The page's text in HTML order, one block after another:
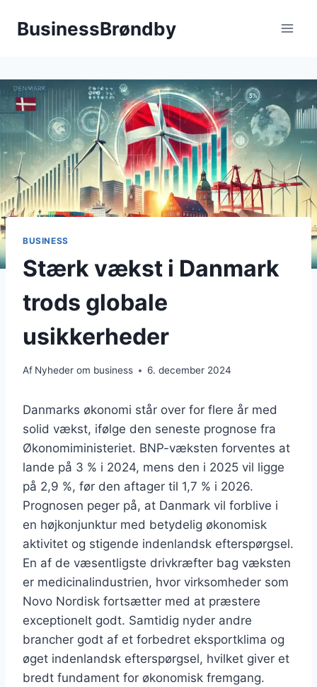
BusinessBrøndby
BUSINESS
Stærk vækst i Danmark
trods globale
usikkerheder
Af Nyheder om business 6. december 2024
Danmarks økonomi står over for flere år med
solid vækst, ifølge den seneste prognose fra
Økonomiministeriet. BNP-væksten forventes at
lande på 3 % i 2024, mens den i 2025 vil ligge
på 2,9 %, før den aftager til 1,7 % i 2026.
Prognosen peger på, at Danmark vil forblive i
en højkonjunktur med betydelig økonomisk
aktivitet og stigende indenlandsk efterspørgsel.
En af de væsentligste drivkræfter bag væksten
er medicinalindustrien, hvor virksomheder som
Novo Nordisk fortsætter med at præstere
exceptionelt godt. Samtidig nyder andre
brancher godt af et forbedret eksportklima og
øget indenlandsk efterspørgsel, hvilket giver et
bredt fundament for økonomisk fremgang.